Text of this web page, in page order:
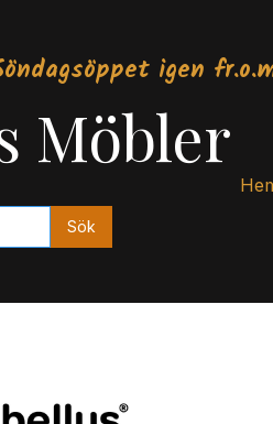
igen
Möbler